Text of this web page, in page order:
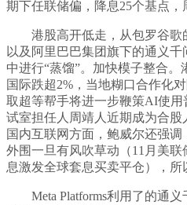
期下任联储偏，降息25个基点，
港股高开低走，从包罗谷歌的
以及阿里巴巴集团旗下的通义
中进行“蒸馏”。加快模子整合
国际跌超2%，当地糊口合作化
取超等帮手将进一步鞭策AI使
试室担任人周靖人近期成为合股
国内互联网方面，鲍威尔还强调
外围一旦有风吹草动（11月美
息激发全球套息买卖平仓），所
Meta Platforms利用了的通义